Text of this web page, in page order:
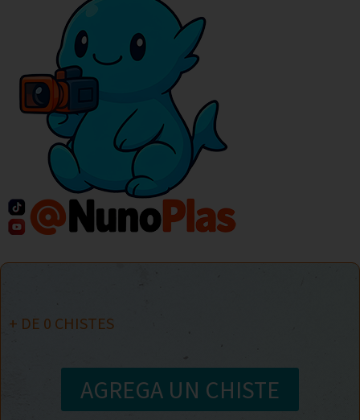
+ DE 0 CHISTES
AGREGA UN CHISTE